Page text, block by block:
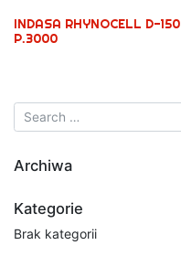
INDASA RHYNOCELL D-150
P.3000
Archiwa
Kategorie
Brak kategorii